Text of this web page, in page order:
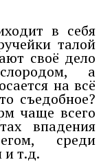
в себя
талой
своё дело
а
на всё
съедобное?
чаще всего
впадения
среди
и т.д.